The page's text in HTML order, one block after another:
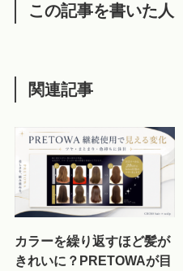
この記事を書いた人
関連記事
カラーを繰り返すほど髪が
きれいに？PRETOWAが目